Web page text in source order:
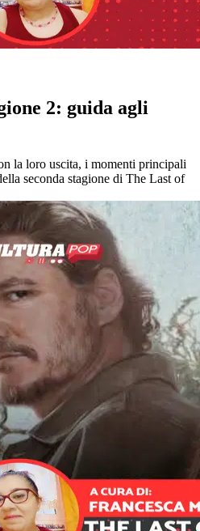
2: guida agli
la loro uscita, i momenti principali
seconda stagione di The Last of